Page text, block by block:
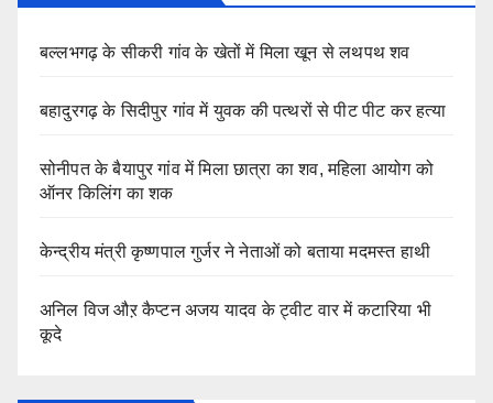
बल्लभगढ़ के सीकरी गांव के खेतों में मिला खून से लथपथ शव
बहादुरगढ़ के सिदीपुर गांव में युवक की पत्थरों से पीट पीट कर हत्या
सोनीपत के बैयापुर गांव में मिला छात्रा का शव, महिला आयोग को
ऑनर किलिंग का शक
केन्द्रीय मंत्री कृष्णपाल गुर्जर ने नेताओं को बताया मदमस्त हाथी
अनिल विज औऱ कैप्टन अजय यादव के ट्वीट वार में कटारिया भी
कूदे